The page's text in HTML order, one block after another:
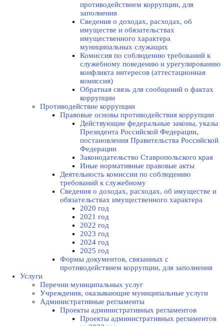
противодействием коррупции, для
заполнения
Сведения о доходах, расходах, об
имуществе и обязательствах
имущественного характера
муниципальных служащих
Комиссия по соблюдению требований к
служебному поведению и урегулированию
конфликта интересов (аттестационная
комиссия)
Обратная связь для сообщений о фактах
коррупции
Противодействие коррупции
Правовые основы противодействия коррупции
Действующие федеральные законы, указы
Президента Российской Федерации,
постановления Правительства Российской
Федерации
Законодательство Ставропольского края
Иные нормативные правовые акты
Деятельность комиссии по соблюдению
требований к служебному
Сведения о доходах, расходах, об имуществе и
обязательствах имущественного характера
2020 год
2021 год
2022 год
2023 год
2024 год
2025 год
Формы документов, связанных с
противодействием коррупции, для заполнения
Услуги
Перечни муниципальных услуг
Учреждения, оказывающие муниципальные услуги
Административные регламенты
Проекты административных регламентов
Проекты административных регламентов